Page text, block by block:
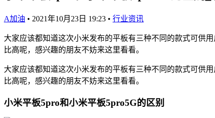
A加油 • 2021年10月23日 19:23 • 行业资讯
大家应该都知道这次小米发布的平板有三种不同的款式可供
比高呢，感兴趣的朋友不妨来这里看看。
大家应该都知道这次小米发布的平板有三种不同的款式可供
比高呢，感兴趣的朋友不妨来这里看看。
小米平板5pro和小米平板5pro5G的区别